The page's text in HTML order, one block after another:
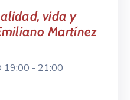
vida y
Martínez
19:00 - 21:00